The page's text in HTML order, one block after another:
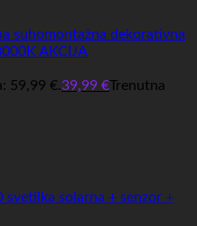
suhomontažna dekorativna
AKCIJA
59,99 €.39,99 €Trenutna
svetilka solarna + senzor +